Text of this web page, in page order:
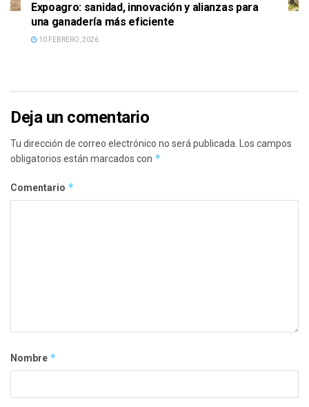
Expoagro: sanidad, innovación y alianzas para
una ganadería más eficiente
10 FEBRERO, 2026
Deja un comentario
Tu dirección de correo electrónico no será publicada. Los campos
obligatorios están marcados con *
Comentario *
Nombre *